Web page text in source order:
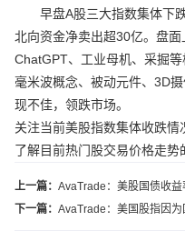
早盘A股三大指数集体下跌
北向资金净卖出超30亿。盘面
ChatGPT、工业母机、采掘等
毫米波概念、被动元件、3D
现不佳，领跌市场。
关注当前美股指数集体收跌情
了解目前热门股交易价格走势
上一篇： AvaTrade：美股国债收
下一篇： AvaTrade：美国股指因